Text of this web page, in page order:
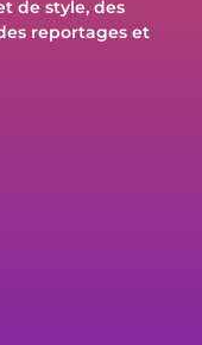
de style, des
reportages et